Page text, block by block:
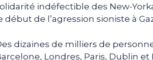
indéfectible des New-
début de l’agression sioniste à
dizaines de milliers de
Londres, Paris, Dublin